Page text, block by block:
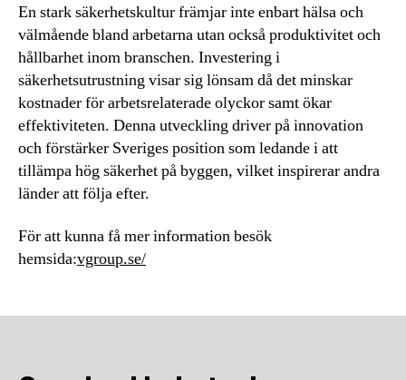
En stark säkerhetskultur främjar inte enbart hälsa och
välmående bland arbetarna utan också produktivitet och
hållbarhet inom branschen. Investering i
säkerhetsutrustning visar sig lönsam då det minskar
kostnader för arbetsrelaterade olyckor samt ökar
effektiviteten. Denna utveckling driver på innovation
och förstärker Sveriges position som ledande i att
tillämpa hög säkerhet på byggen, vilket inspirerar andra
länder att följa efter.
För att kunna få mer information besök
hemsida:vgroup.se/